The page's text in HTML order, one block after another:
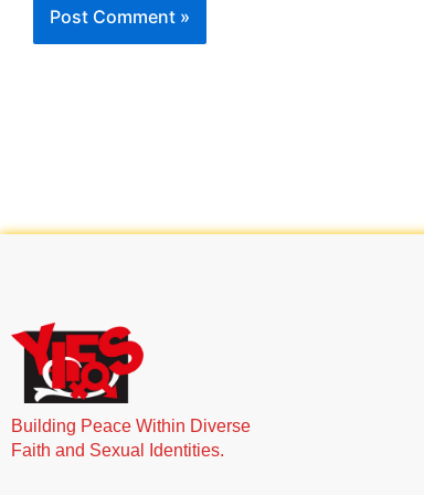
Building Peace Within Diverse
Faith and Sexual Identities.